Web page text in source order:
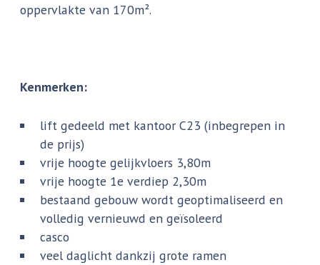
oppervlakte van 170m².
Kenmerken:
lift gedeeld met kantoor C23 (inbegrepen in
de prijs)
vrije hoogte gelijkvloers 3,80m
vrije hoogte 1e verdiep 2,30m
bestaand gebouw wordt geoptimaliseerd en
volledig vernieuwd en geïsoleerd
casco
veel daglicht dankzij grote ramen